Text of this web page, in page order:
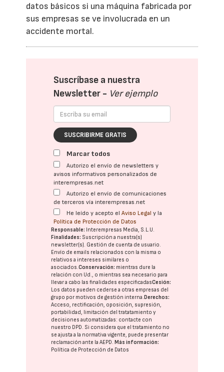
datos básicos si una máquina fabricada por
sus empresas se ve involucrada en un
accidente mortal.
Suscríbase a nuestra
Newsletter - Ver ejemplo
SUSCRIBIRME GRATIS
Marcar todos
Autorizo el envío de newsletters y
avisos informativos personalizados de
interempresas.net
Autorizo el envío de comunicaciones
de terceros vía interempresas.net
He leído y acepto elAviso Legal y la
Política de Protección de Datos
Responsable: Interempresas Media, S.L.U.
Finalidades: Suscripción a nuestra(s)
newsletter(s). Gestión de cuenta de usuario.
Envío de emails relacionados con la misma o
relativos a intereses similares o
asociados.Conservación: mientras dure la
relación con Ud., o mientras sea necesario para
llevar a cabo las finalidades especificadasCesión:
Los datos pueden cederse a otras empresas del
grupo por motivos de gestión interna. Derechos:
Acceso, rectificación, oposición, supresión,
portabilidad, limitación del tratatamiento y
decisiones automatizadas: contacte con
nuestro DPD. Si considera que el tratamiento no
se ajusta a la normativa vigente, puede presentar
reclamación ante laAEPD. Más información:
Política de Protección de Datos